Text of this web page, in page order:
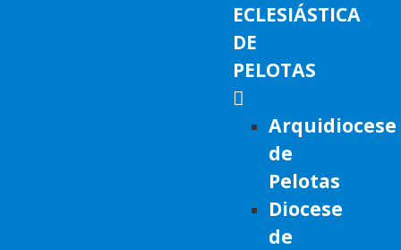
ECLESIÁSTICA
DE
PELOTAS
Arquidiocese
de
Pelotas
Diocese
de